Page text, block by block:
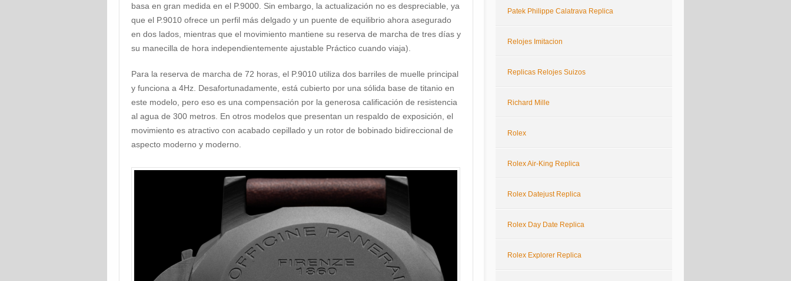
basa en gran medida en el P.9000. Sin embargo, la actualización no es despreciable, ya
que el P.9010 ofrece un perfil más delgado y un puente de equilibrio ahora asegurado
en dos lados, mientras que el movimiento mantiene su reserva de marcha de tres días y
su manecilla de hora independientemente ajustable Práctico cuando viaja).
Para la reserva de marcha de 72 horas, el P.9010 utiliza dos barriles de muelle principal
y funciona a 4Hz. Desafortunadamente, está cubierto por una sólida base de titanio en
este modelo, pero eso es una compensación por la generosa calificación de resistencia
al agua de 300 metros. En otros modelos que presentan un respaldo de exposición, el
movimiento es atractivo con acabado cepillado y un rotor de bobinado bidireccional de
aspecto moderno y moderno.
Patek Philippe Calatrava Replica
Relojes Imitacion
Replicas Relojes Suizos
Richard Mille
Rolex
Rolex Air-King Replica
Rolex Datejust Replica
Rolex Day Date Replica
Rolex Explorer Replica